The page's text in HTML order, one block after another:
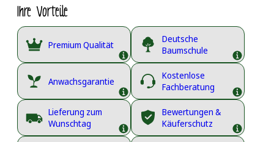
Ihre Vorteile
Premium Qualität
Deutsche
Baumschule
Anwachsgarantie
Kostenlose
Fachberatung
Lieferung zum
Wunschtag
Bewertungen &
Käuferschutz